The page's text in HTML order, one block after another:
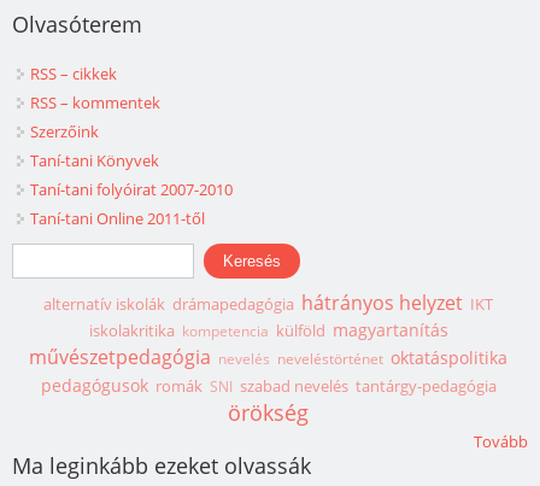
Olvasóterem
RSS – cikkek
RSS – kommentek
Szerzőink
Taní-tani Könyvek
Taní-tani folyóirat 2007-2010
Taní-tani Online 2011-től
Keresés űrlap
Keresés
alternatív iskolák drámapedagógia hátrányos helyzet IKT
iskolakritika kompetencia külföld magyartanítás
művészetpedagógia nevelés neveléstörténet oktatáspolitika
pedagógusok romák SNI szabad nevelés tantárgy-pedagógia
örökség
Tovább
Ma leginkább ezeket olvassák